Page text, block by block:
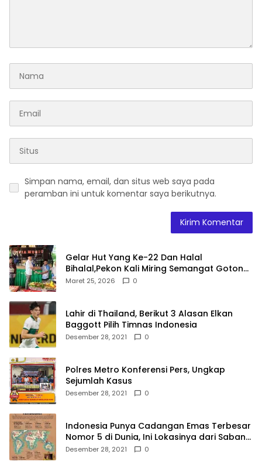
Simpan nama, email, dan situs web saya pada
peramban ini untuk komentar saya berikutnya.
Gelar Hut Yang Ke-22 Dan Halal
Bihalal,Pekon Kali Miring Semangat Gotong
Royong
Maret 25, 2026 0
Lahir di Thailand, Berikut 3 Alasan Elkan
Baggott Pilih Timnas Indonesia
Desember 28, 2021 0
Polres Metro Konferensi Pers, Ungkap
Sejumlah Kasus
Desember 28, 2021 0
Indonesia Punya Cadangan Emas Terbesar
Nomor 5 di Dunia, Ini Lokasinya dari Sabang
hingga Merauke
Desember 28, 2021 0